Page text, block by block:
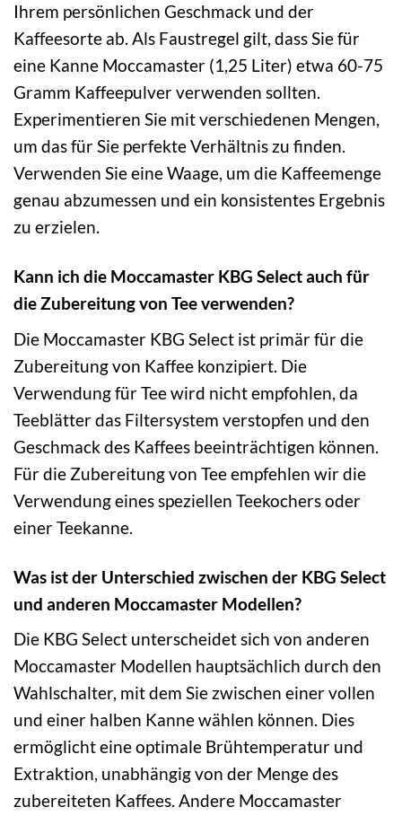
Ihrem persönlichen Geschmack und der
Kaffeesorte ab. Als Faustregel gilt, dass Sie für
eine Kanne Moccamaster (1,25 Liter) etwa 60-75
Gramm Kaffeepulver verwenden sollten.
Experimentieren Sie mit verschiedenen Mengen,
um das für Sie perfekte Verhältnis zu finden.
Verwenden Sie eine Waage, um die Kaffeemenge
genau abzumessen und ein konsistentes Ergebnis
zu erzielen.
Kann ich die Moccamaster KBG Select auch für
die Zubereitung von Tee verwenden?
Die Moccamaster KBG Select ist primär für die
Zubereitung von Kaffee konzipiert. Die
Verwendung für Tee wird nicht empfohlen, da
Teeblätter das Filtersystem verstopfen und den
Geschmack des Kaffees beeinträchtigen können.
Für die Zubereitung von Tee empfehlen wir die
Verwendung eines speziellen Teekochers oder
einer Teekanne.
Was ist der Unterschied zwischen der KBG Select
und anderen Moccamaster Modellen?
Die KBG Select unterscheidet sich von anderen
Moccamaster Modellen hauptsächlich durch den
Wahlschalter, mit dem Sie zwischen einer vollen
und einer halben Kanne wählen können. Dies
ermöglicht eine optimale Brühtemperatur und
Extraktion, unabhängig von der Menge des
zubereiteten Kaffees. Andere Moccamaster